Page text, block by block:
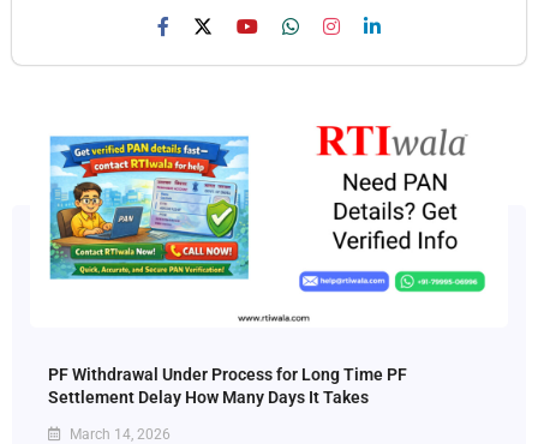
PF Withdrawal Under Process for Long Time PF
Settlement Delay How Many Days It Takes
March 14, 2026